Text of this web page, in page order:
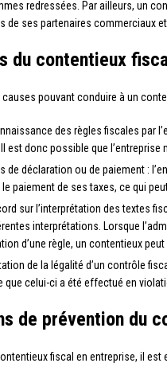
redressées. Par ailleurs, un
de ses partenaires commerciaux
du contentieux
causes pouvant conduire à un
des règles fiscales par
est donc possible que
de déclaration ou de paiement :
paiement de ses taxes, ce qui
sur l’interprétation des textes
interprétations. Lorsque
d’une règle, un contentieux peut
de la légalité d’un contrôle
que celui-ci a été effectué en
de prévention du
fiscal en entreprise, il